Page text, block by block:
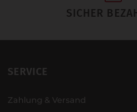
SICHER
SERVICE
Zahlung & Versand